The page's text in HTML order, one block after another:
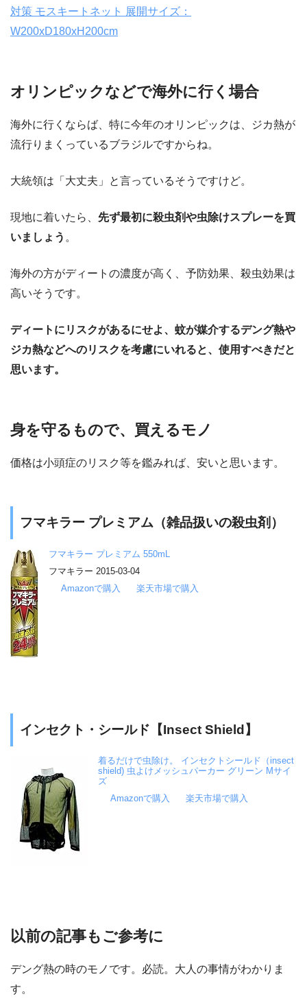
対策 モスキートネット 展開サイズ：
W200xD180xH200cm
オリンピックなどで海外に行く場合
海外に行くならば、特に今年のオリンピックは、ジカ熱が
流行りまくっているブラジルですからね。
大統領は「大丈夫」と言っているそうですけど。
現地に着いたら、 先ず最初に殺虫剤や虫除けスプレーを買
いましょう 。
海外の方がディートの濃度が高く、予防効果、殺虫効果は
高いそうです。
ディートにリスクがあるにせよ、蚊が媒介するデング熱や
ジカ熱などへのリスクを考慮にいれると、使用すべきだと
思います。
身を守るもので、買えるモノ
価格は小頭症のリスク等を鑑みれば、安いと思います。
フマキラー プレミアム（雑品扱いの殺虫剤）
フマキラー プレミアム 550mL
フマキラー 2015-03-04
Amazonで購入
楽天市場で購入
インセクト・シールド【Insect Shield】
着るだけで虫除け。 インセクトシールド（insect
shield) 虫よけメッシュパーカー グリーン Mサイ
ズ
Amazonで購入
楽天市場で購入
以前の記事もご参考に
デング熱の時のモノです。必読。大人の事情がわかりま
す。